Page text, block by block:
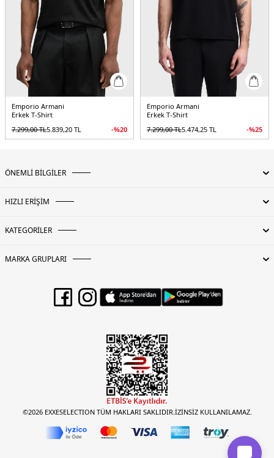
Emporio Armani
Erkek T-Shirt
7.299,00TL5.839,20 TL -%20
Emporio Armani
Erkek T-Shirt
7.299,00TL5.474,25 TL -%25
ÖNEMLİ BİLGİLER
HIZLI ERİŞİM
KATEGORİLER
MARKA GRUPLARI
©2026 EXXESELECTION TÜM HAKLARI SAKLIDIR.İZİNSİZ KULLANILAMAZ.